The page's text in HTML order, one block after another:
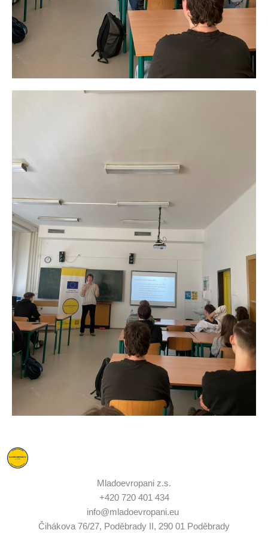
Mladoevropani z.s.
+420 720 401 434
info@mladoevropani.eu
Čihákova 76/27, Poděbrady II, 290 01 Poděbrady